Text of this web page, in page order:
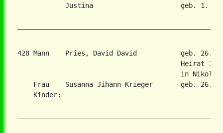
Justina                      geb. 1.
428 Mann    Pries, David David           geb. 26.
Heirat
in
Frau    Susanna Jihann Krieger       geb. 26.
    Kinder: